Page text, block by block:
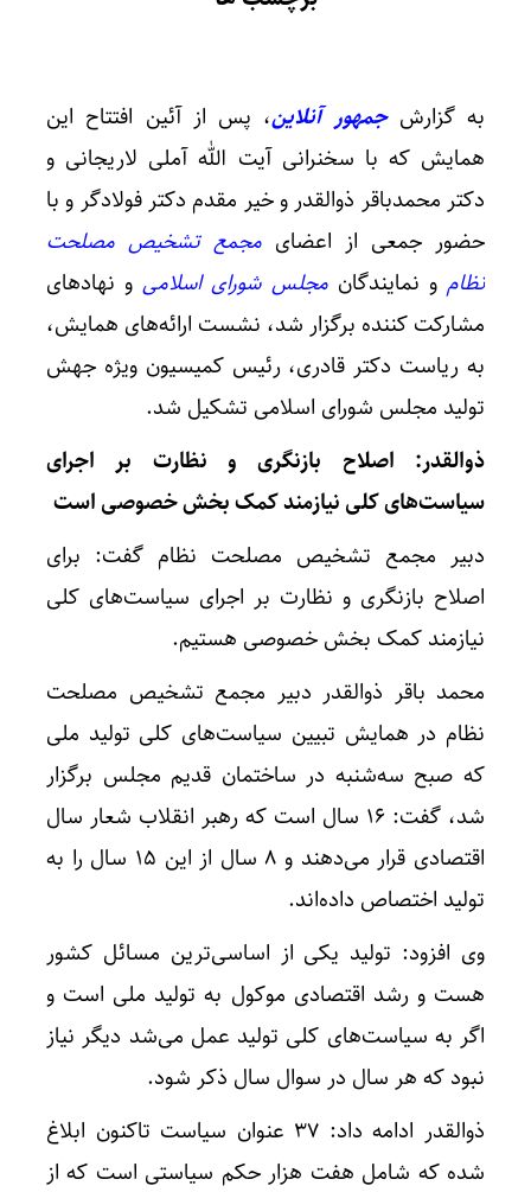
به گزارشجمهور آنلاین، پس از آئین افتتاح این
همایش که با سخنرانی آیت الله آملی لاریجانی و
دکتر محمدباقر ذوالقدر و خیر مقدم دکتر فولادگر و با
حضور جمعی از اعضای مجمع تشخیص مصلحت
نظامو نمایندگانمجلس شورای اسلامیو نهادهای
مشارکت کننده برگزار شد، نشست ارائه‌های همایش،
به ریاست دکتر قادری، رئیس کمیسیون ویژه جهش
تولید مجلس شورای اسلامی تشکیل شد.
ذوالقدر: اصلاح بازنگری و نظارت بر اجرای
سیاست‌های کلی نیازمند کمک بخش خصوصی است
دبیر مجمع تشخیص مصلحت نظام گفت: برای
اصلاح بازنگری و نظارت بر اجرای سیاست‌های کلی
نیازمند کمک بخش خصوصی هستیم.
محمد باقر ذوالقدر دبیر مجمع تشخیص مصلحت
نظام در همایش تبیین سیاست‌های کلی تولید ملی
که صبح سه‌شنبه در ساختمان قدیم مجلس برگزار
شد، گفت: ۱۶ سال است که رهبر انقلاب شعار سال
اقتصادی قرار می‌دهند و ۸ سال از این ۱۵ سال را به
تولید اختصاص داده‌اند.
وی افزود: تولید یکی از اساسی‌ترین مسائل کشور
هست و رشد اقتصادی موکول به تولید ملی است و
اگر به سیاست‌های کلی تولید عمل می‌شد دیگر نیاز
نبود که هر سال در سوال سال ذکر شود.
ذوالقدر ادامه داد: ۳۷ عنوان سیاست تاکنون ابلاغ
شده که شامل هفت هزار حکم سیاستی است که از